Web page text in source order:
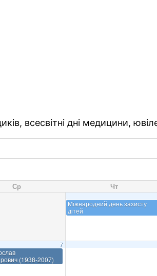
всесвітні дні медицини,
Ср Чт
Міжнародний день захисту
дітей
7
(1938-2007)